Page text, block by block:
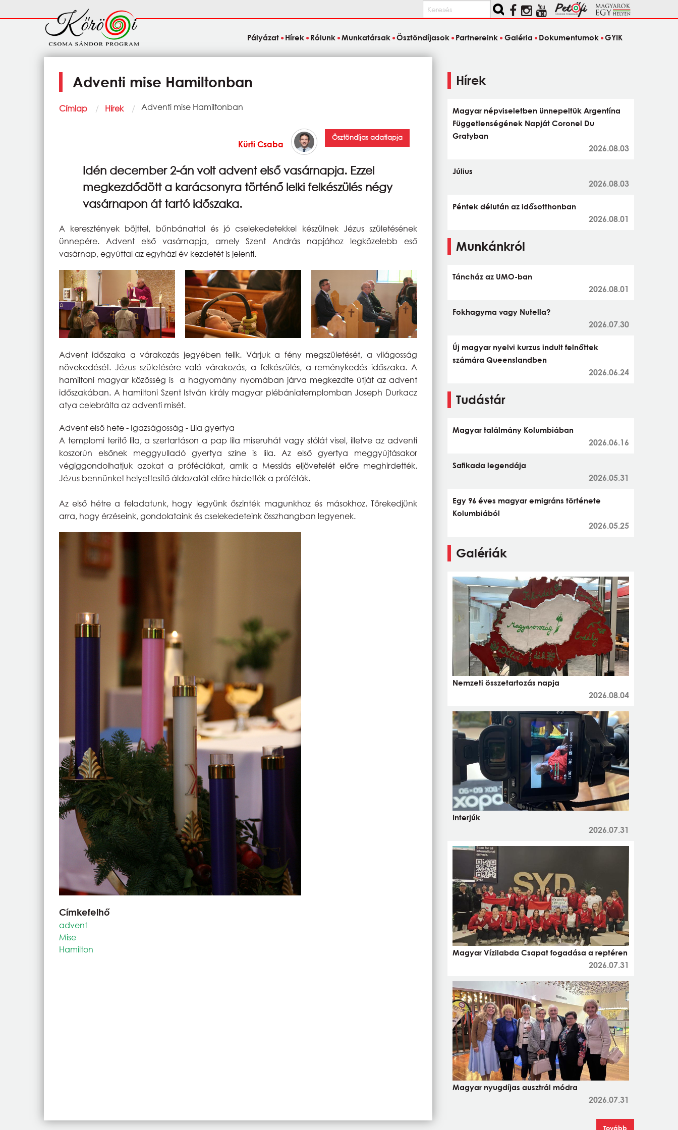
Keresés
Fő
navigáció
Pályázat Hírek Rólunk Munkatársak Ösztöndíjasok Partnereink Galéria Dokumentumok GYIK
Adventi mise Hamiltonban
Morzsa
Címlap Hírek Current:
Adventi mise Hamiltonban
Kürti Csaba
Ösztöndíjas adatlapja
Idén december 2-án volt advent első vasárnapja. Ezzel
megkezdődött a karácsonyra történő lelki felkészülés négy
vasárnapon át tartó időszaka.
A keresztények böjttel, bűnbánattal és jó cselekedetekkel készülnek Jézus születésének
ünnepére. Advent első vasárnapja, amely Szent András napjához legközelebb eső
vasárnap, egyúttal az egyházi év kezdetét is jelenti.
Advent időszaka a várakozás jegyében telik. Várjuk a fény megszületését, a világosság
növekedését. Jézus születésére való várakozás, a felkészülés, a reménykedés időszaka. A
hamiltoni magyar közösség is a hagyomány nyomában járva megkezdte útját az advent
időszakában. A hamiltoni Szent István király magyar plébániatemplomban Joseph Durkacz
atya celebrálta az adventi misét.
Advent első hete - Igazságosság - Lila gyertya
A templomi terítő lila, a szertartáson a pap lila miseruhát vagy stólát visel, illetve az adventi
koszorún elsőnek meggyulladó gyertya színe is lila. Az első gyertya meggyújtásakor
végiggondolhatjuk azokat a próféciákat, amik a Messiás eljövetelét előre meghirdették.
Jézus bennünket helyettesítő áldozatát előre hirdették a próféták.
Az első hétre a feladatunk, hogy legyünk őszinték magunkhoz és másokhoz. Törekedjünk
arra, hogy érzéseink, gondolataink és cselekedeteink összhangban legyenek.
Címkefelhő
advent
Mise
Hamilton
Hírek
Magyar népviseletben ünnepeltük Argentína
Függetlenségének Napját Coronel Du
Gratyban
2026.08.03
Július
2026.08.03
Péntek délután az idősotthonban
2026.08.01
Munkánkról
Táncház az UMO-ban
2026.08.01
Fokhagyma vagy Nutella?
2026.07.30
Új magyar nyelvi kurzus indult felnőttek
számára Queenslandben
2026.06.24
Tudástár
Magyar találmány Kolumbiában
2026.06.16
Safikada legendája
2026.05.31
Egy 96 éves magyar emigráns története
Kolumbiából
2026.05.25
Galériák
Nemzeti összetartozás napja
2026.08.04
Interjúk
2026.07.31
Magyar Vízilabda Csapat fogadása a reptéren
2026.07.31
Magyar nyugdíjas ausztrál módra
2026.07.31
Tovább